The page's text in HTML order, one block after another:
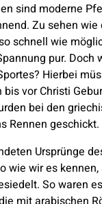
sind moderne
Zu sehen
schnell wie
pur. Doch
Hierbei
vor Christi
bei den
Rennen geschickt.
Ursprünge
wie wir es
So waren